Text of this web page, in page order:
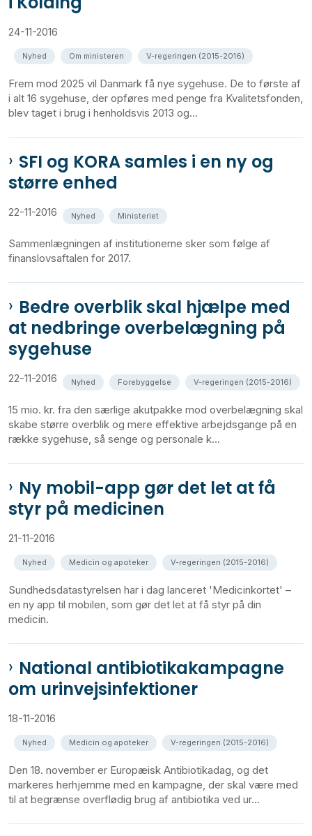
24-11-2016
Nyhed Om ministeren V-regeringen (2015-2016)
Frem mod 2025 vil Danmark få nye sygehuse. De to første af
i alt 16 sygehuse, der opføres med penge fra Kvalitetsfonden,
blev taget i brug i henholdsvis 2013 og...
SFI og KORA samles i en ny og
større enhed
22-11-2016 Nyhed Ministeriet
Sammenlægningen af institutionerne sker som følge af
finanslovsaftalen for 2017.
Bedre overblik skal hjælpe med
at nedbringe overbelægning på
sygehuse
22-11-2016 Nyhed Forebyggelse V-regeringen (2015-2016)
15 mio. kr. fra den særlige akutpakke mod overbelægning skal
skabe større overblik og mere effektive arbejdsgange på en
række sygehuse, så senge og personale k...
Ny mobil-app gør det let at få
styr på medicinen
21-11-2016
Nyhed Medicin og apoteker V-regeringen (2015-2016)
Sundhedsdatastyrelsen har i dag lanceret 'Medicinkortet' –
en ny app til mobilen, som gør det let at få styr på din
medicin.
National antibiotikakampagne
om urinvejsinfektioner
18-11-2016
Nyhed Medicin og apoteker V-regeringen (2015-2016)
Den 18. november er Europæisk Antibiotikadag, og det
markeres herhjemme med en kampagne, der skal være med
til at begrænse overflødig brug af antibiotika ved ur...